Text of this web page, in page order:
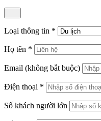
Loại thông tin *
Họ tên *
Email (không bắt buộc)
Điện thoại *
Số khách người lớn